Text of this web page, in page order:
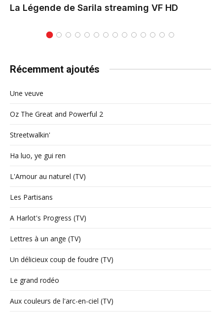
La Légende de Sarila streaming VF HD
Récemment ajoutés
Une veuve
Oz The Great and Powerful 2
Streetwalkin'
Ha luo, ye gui ren
L'Amour au naturel (TV)
Les Partisans
A Harlot's Progress (TV)
Lettres à un ange (TV)
Un délicieux coup de foudre (TV)
Le grand rodéo
Aux couleurs de l'arc-en-ciel (TV)